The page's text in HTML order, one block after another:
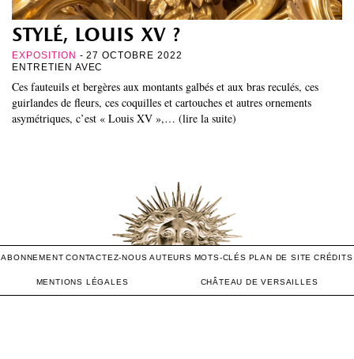
stylé, louis xv ?
EXPOSITION - 27 OCTOBRE 2022
ENTRETIEN AVEC
Ces fauteuils et bergères aux montants galbés et aux bras reculés, ces
guirlandes de fleurs, ces coquilles et cartouches et autres ornements
asymétriques, c’est « Louis XV »,… (lire la suite)
ABONNEMENT CONTACTEZ-NOUS AUTEURS MOTS-CLÉS PLAN DE SITE CRÉDITS
MENTIONS LÉGALES CHÂTEAU DE VERSAILLES